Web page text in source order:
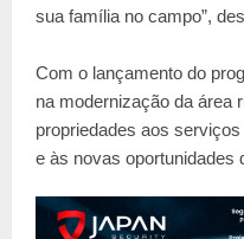
sua família no campo”,
Com o lançamento do
na modernização da área
propriedades aos
e às novas oportunidades